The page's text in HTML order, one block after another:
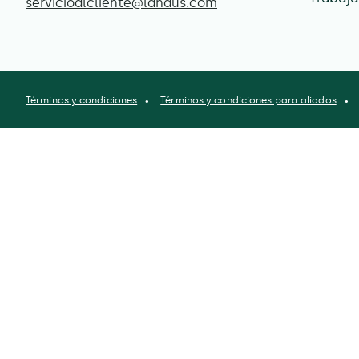
Términos y condiciones Términos y condiciones para aliados